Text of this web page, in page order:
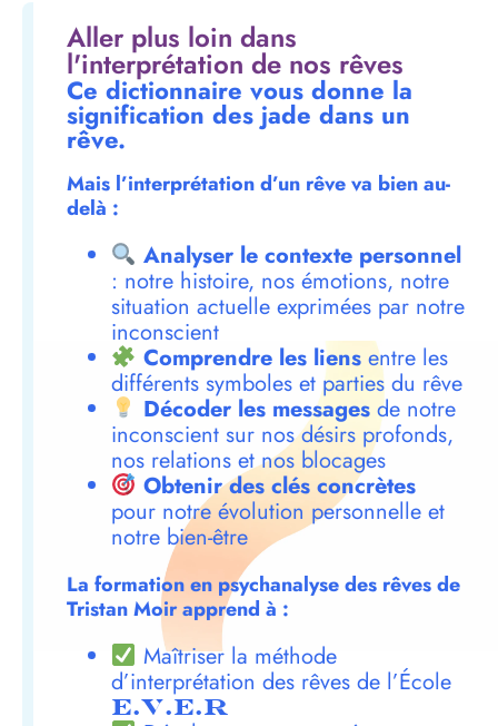
Aller plus loin dans
l'interprétation de nos rêves
Ce dictionnaire vous donne la
signification des jade dans un
rêve.
Mais l’interprétation d’un rêve va bien au-
delà :
Analyser le contexte personnel
: notre histoire, nos émotions, notre
situation actuelle exprimées par notre
inconscient
Comprendre les liensentre les
différents symboles et parties du rêve
Décoder les messagesde notre
inconscient sur nos désirs profonds,
nos relations et nos blocages
Obtenir des clés concrètes
pour notre évolution personnelle et
notre bien-être
La formation en psychanalyse des rêves de
Tristan Moir apprend à :
Maîtriser la méthode
d’interprétation des rêves de l’École
E.V.E.R